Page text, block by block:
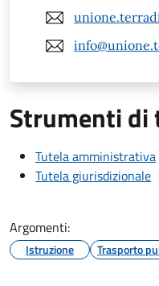
Strumenti di
Tutela amministrativa
Tutela giurisdizionale
Argomenti:
Istruzione Trasporto